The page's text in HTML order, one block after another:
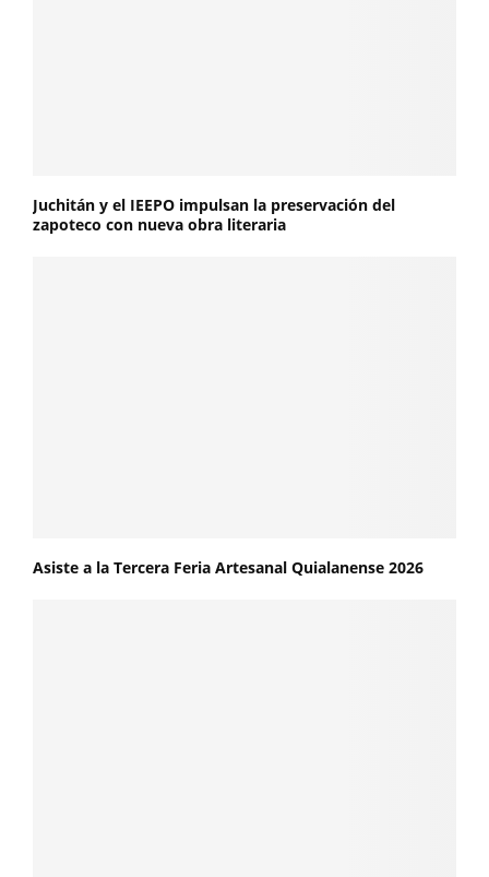
Juchitán y el IEEPO impulsan la preservación del
zapoteco con nueva obra literaria
Asiste a la Tercera Feria Artesanal Quialanense 2026